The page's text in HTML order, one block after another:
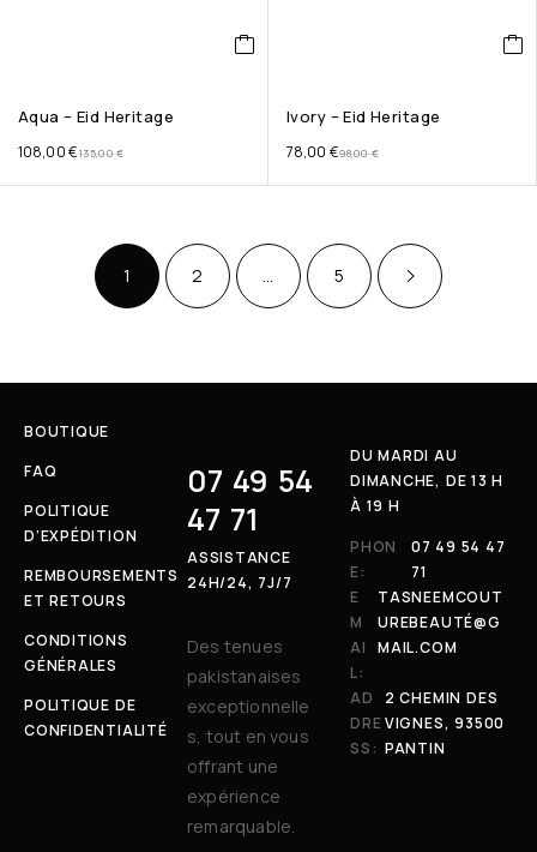
Aqua – Eid Heritage
135,00€
108,00€
Ivory – Eid Heritage
98,00€
78,00 €
1 2 5
BOUTIQUE
FAQ
POLITIQUE
D’EXPÉDITION
REMBOURSEMENTS
ET RETOURS
CONDITIONS
GÉNÉRALES
POLITIQUE DE
CONFIDENTIALITÉ
07 49 54
47 71
ASSISTANCE
24H/24, 7J/7
Des tenues
pakistanaises
exceptionnelle
s, tout en vous
offrant une
expérience
remarquable.
DU MARDI AU
DIMANCHE, DE 13 H
À 19 H
PHON
E:
07 49 54 47
71
E
M
AI
L:
TASNEEMCOUT
UREBEAUTÉ@G
MAIL.COM
AD
DRE
SS:
2 CHEMIN DES
VIGNES, 93500
PANTIN